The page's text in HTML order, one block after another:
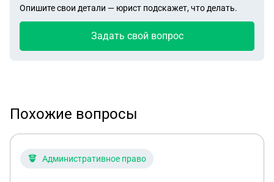
Опишите свои детали — юрист подскажет, что делать.
Задать свой вопрос
Похожие вопросы
Административное право